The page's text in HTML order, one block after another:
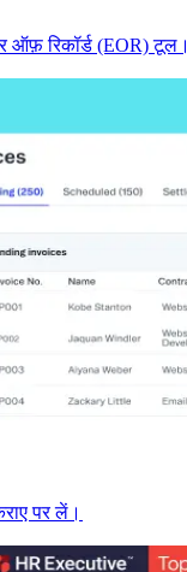
ऑफ़ रिकॉर्ड (EOR) टूल।​​
पर लें।​​